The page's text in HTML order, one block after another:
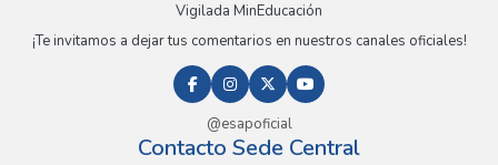
Vigilada MinEducación
¡Te invitamos a dejar tus comentarios en nuestros canales oficiales!
@esapoficial
Contacto Sede Central